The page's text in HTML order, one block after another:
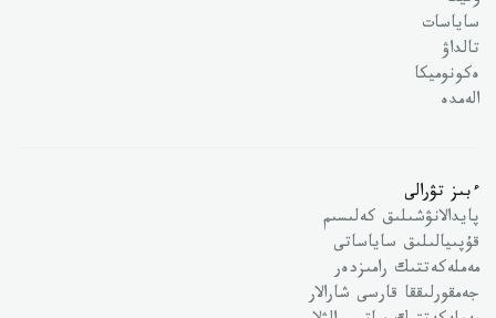
ساياسات
تالداۋ
ەكونوميكا
الەمدە
ءبىز تۋرالى
پايدالانۋشىلىق كەلىسىم
قۇپىيالىلىق ساياساتى
مەملەكەتتىك رامىزدەر
جەمقورلىققا قارسى شارالار